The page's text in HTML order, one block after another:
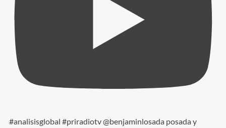
#analisisglobal #priradiotv @benjaminlosada posada y